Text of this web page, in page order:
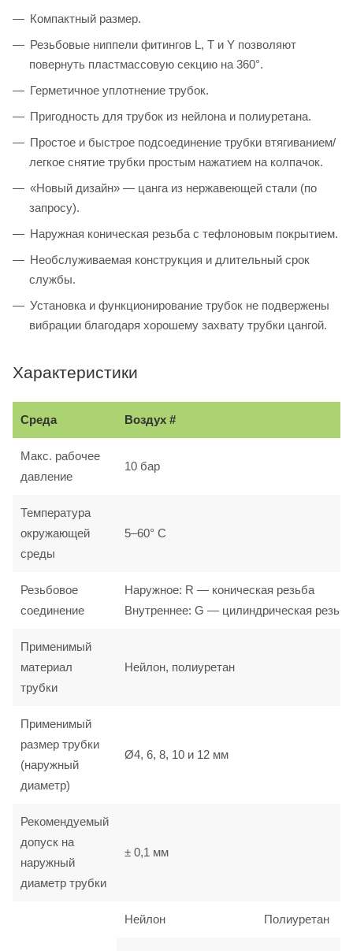
Компактный размер.
Резьбовые ниппели фитингов L, T и Y позволяют
повернуть пластмассовую секцию на 360°.
Герметичное уплотнение трубок.
Пригодность для трубок из нейлона и полиуретана.
Простое и быстрое подсоединение трубки втягиванием/
легкое снятие трубки простым нажатием на колпачок.
«Новый дизайн» — цанга из нержавеющей стали (по
запросу).
Наружная коническая резьба с тефлоновым покрытием.
Необслуживаемая конструкция и длительный срок
службы.
Установка и функционирование трубок не подвержены
вибрации благодаря хорошему захвату трубки цангой.
Характеристики
Среда Воздух #
Макс. рабочее
давление
10 бар
Температура
окружающей
среды
5–60° С
Резьбовое
соединение
Наружное: R — коническая резьба
Внутреннее: G — цилиндрическая резьба
Применимый
материал
трубки
Нейлон, полиуретан
Применимый
размер трубки
(наружный
диаметр)
Ø4, 6, 8, 10 и 12 мм
Рекомендуемый
допуск на
наружный
диаметр трубки
± 0,1 мм
Нейлон Полиуретан